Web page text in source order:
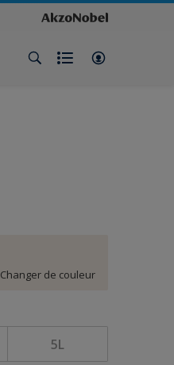
Changer de couleur
5L